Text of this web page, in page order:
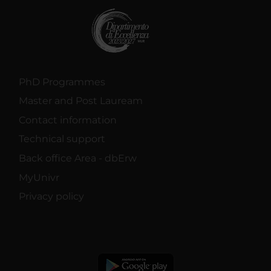
PhD Programmes
Master and Post Lauream
Contact information
Technical support
Back office Area - dbErw
MyUnivr
Privacy policy